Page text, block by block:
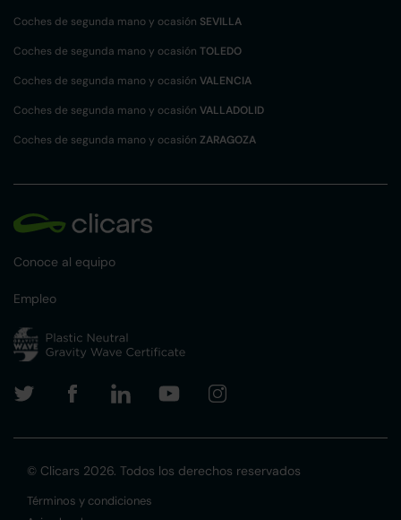
Coches de segunda mano y ocasión SEVILLA
Coches de segunda mano y ocasión TOLEDO
Coches de segunda mano y ocasión VALENCIA
Coches de segunda mano y ocasión VALLADOLID
Coches de segunda mano y ocasión ZARAGOZA
Conoce al equipo
Empleo
© Clicars 2026. Todos los derechos reservados
Términos y condiciones